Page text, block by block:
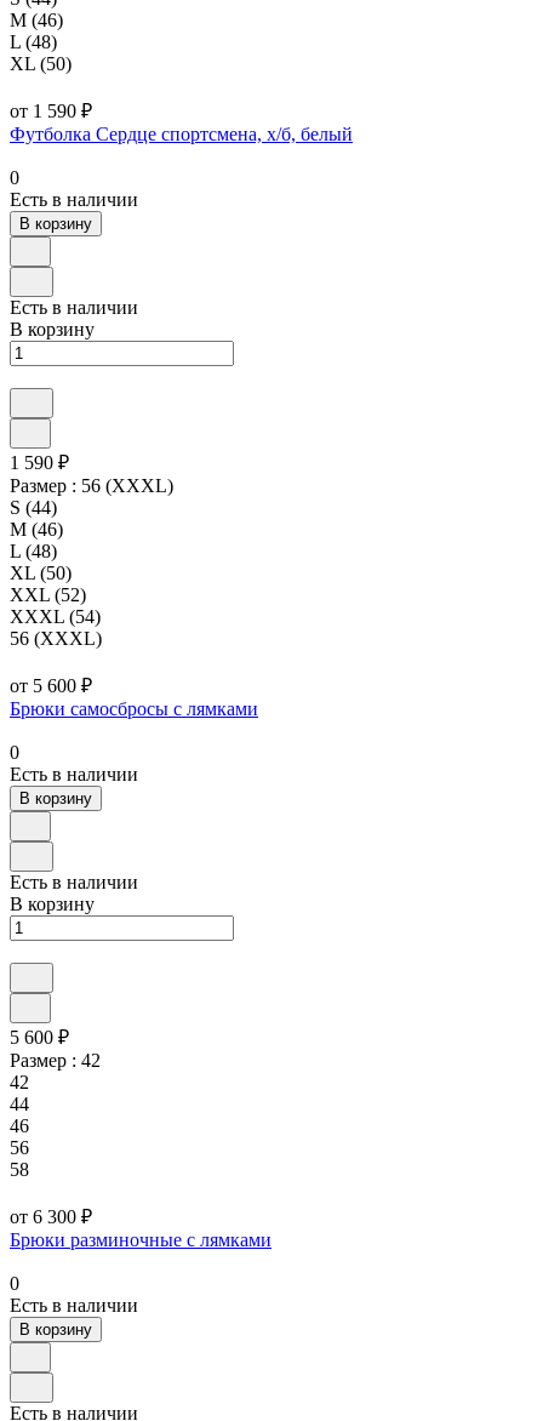
M (46)
L (48)
XL (50)
от 1 590 ₽
Футболка Сердце спортсмена, х/б, белый
0
Есть в наличии
В корзину
Есть в наличии
В корзину
1 590 ₽
Размер : 56 (XXXL)
S (44)
M (46)
L (48)
XL (50)
XXL (52)
XXXL (54)
56 (XXXL)
от 5 600 ₽
Брюки самосбросы с лямками
0
Есть в наличии
В корзину
Есть в наличии
В корзину
5 600 ₽
Размер : 42
42
44
46
56
58
от 6 300 ₽
Брюки разминочные с лямками
0
Есть в наличии
В корзину
Есть в наличии